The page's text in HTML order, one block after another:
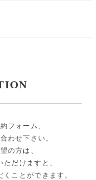
フォーム、
わせ下さい。
の方は、
だけますと、
ことができます。